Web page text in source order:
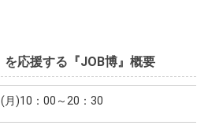
を応援する『JOB博』概要
月)10：00～20：30